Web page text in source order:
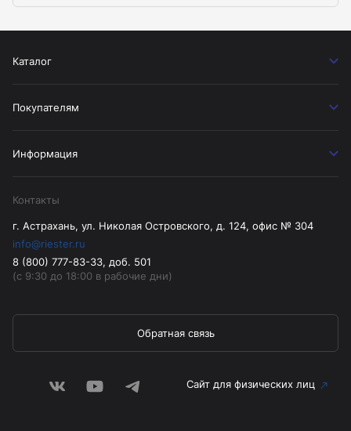
Каталог
Покупателям
Информация
Контакты
г. Астрахань, ул. Николая Островского, д. 124, офис № 304
info@riester.ru
8 (800) 777-83-33, доб. 501
(с 9:30 до 18:00 в рабочие дни)
Обратная связь
Сайт для физических лиц